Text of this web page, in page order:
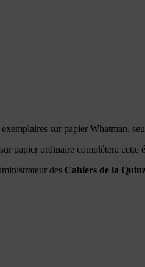
sur papier Whatman,
papier ordinaire complétera cette
des Cahiers de la